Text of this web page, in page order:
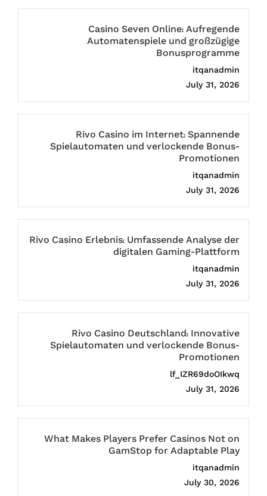
Casino Seven Online: Aufregende
Automatenspiele und großzügige
Bonusprogramme
itqanadmin
July 31, 2026
Rivo Casino im Internet: Spannende
Spielautomaten und verlockende Bonus-
Promotionen
itqanadmin
July 31, 2026
Rivo Casino Erlebnis: Umfassende Analyse der
digitalen Gaming-Plattform
itqanadmin
July 31, 2026
Rivo Casino Deutschland: Innovative
Spielautomaten und verlockende Bonus-
Promotionen
lf_IZR69doOIkwq
July 31, 2026
What Makes Players Prefer Casinos Not on
GamStop for Adaptable Play
itqanadmin
July 30, 2026